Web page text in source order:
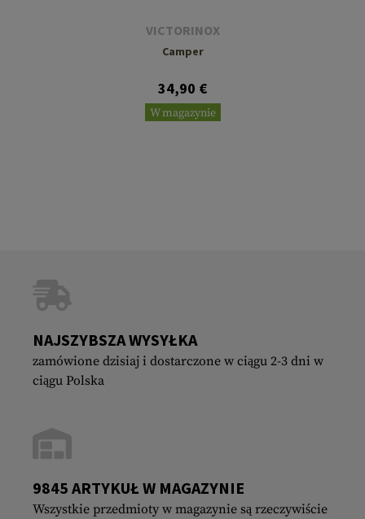
VICTORINOX
Camper
34,90 €
W magazynie
NAJSZYBSZA WYSYŁKA
zamówione dzisiaj i dostarczone w ciągu 2-3 dni w
ciągu Polska
9845 ARTYKUŁ W MAGAZYNIE
Wszystkie przedmioty w magazynie są rzeczywiście